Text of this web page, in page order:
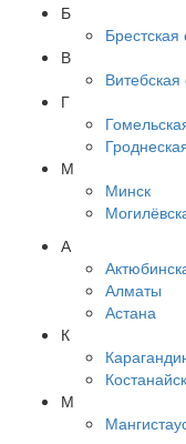
Б
Брестская
В
Витебская
Г
М
Минск
А
Алматы
Астана
К
М